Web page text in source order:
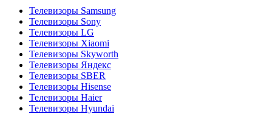
Телевизоры Samsung
Телевизоры Sony
Телевизоры LG
Телевизоры Xiaomi
Телевизоры Skyworth
Телевизоры Яндекс
Телевизоры SBER
Телевизоры Hisense
Телевизоры Haier
Телевизоры Hyundai